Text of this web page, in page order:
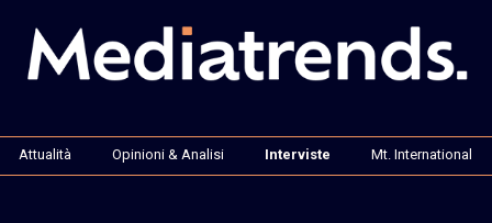
Attualità Opinioni & Analisi Interviste Mt. International